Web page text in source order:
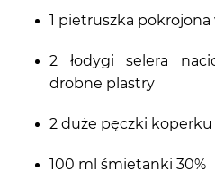
1 pietruszka
2 łodygi selera
drobne plastry
2 duże pęczki
100 ml śmietanki 30%